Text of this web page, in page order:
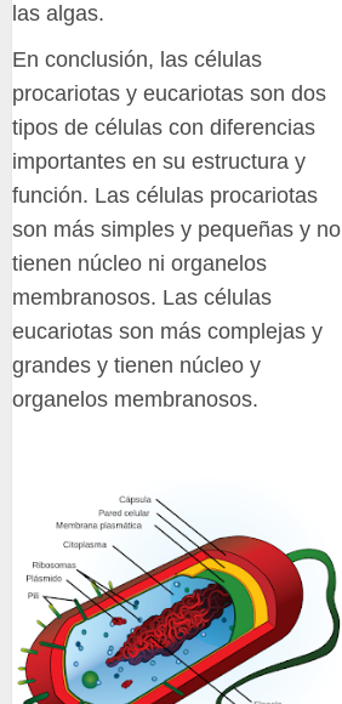
las algas.
En conclusión, las células
procariotas y eucariotas son dos
tipos de células con diferencias
importantes en su estructura y
función. Las células procariotas
son más simples y pequeñas y no
tienen núcleo ni organelos
membranosos. Las células
eucariotas son más complejas y
grandes y tienen núcleo y
organelos membranosos.